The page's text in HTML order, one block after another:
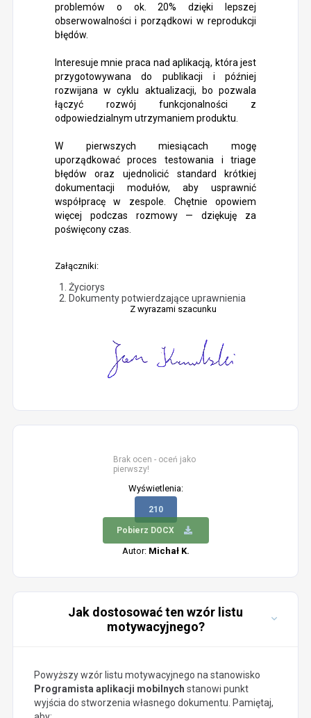
problemów o ok. 20% dzięki lepszej
obserwowalności i porządkowi w reprodukcji
błędów.
Interesuje mnie praca nad aplikacją, która jest
przygotowywana do publikacji i później
rozwijana w cyklu aktualizacji, bo pozwala
łączyć rozwój funkcjonalności z
odpowiedzialnym utrzymaniem produktu.
W pierwszych miesiącach mogę
uporządkować proces testowania i triage
błędów oraz ujednolicić standard krótkiej
dokumentacji modułów, aby usprawnić
współpracę w zespole. Chętnie opowiem
więcej podczas rozmowy — dziękuję za
poświęcony czas.
Załączniki:
Życiorys
Dokumenty potwierdzające uprawnienia
Z wyrazami szacunku
Brak ocen - oceń jako
pierwszy!
Wyświetlenia:
210
Pobierz DOCX
Autor: Michał K.
Jak dostosować ten wzór listu
motywacyjnego?
Powyższy wzór listu motywacyjnego na stanowisko
Programista aplikacji mobilnych stanowi punkt
wyjścia do stworzenia własnego dokumentu. Pamiętaj,